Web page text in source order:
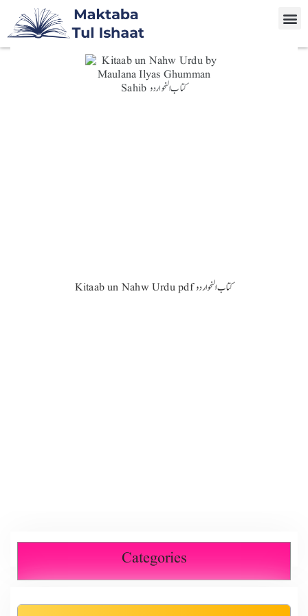
Kitaab un Nahw Urdu pdf کتاب النحو اردو
Categories